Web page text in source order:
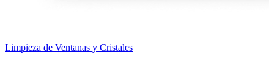
Limpieza de Ventanas y Cristales